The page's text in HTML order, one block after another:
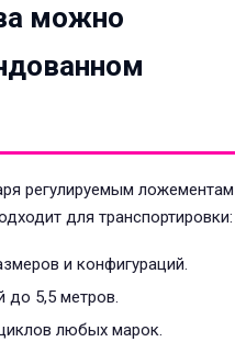
можно
регулируемым ложементам
для транспортировки:
и конфигураций.
до 5,5 метров.
любых марок.